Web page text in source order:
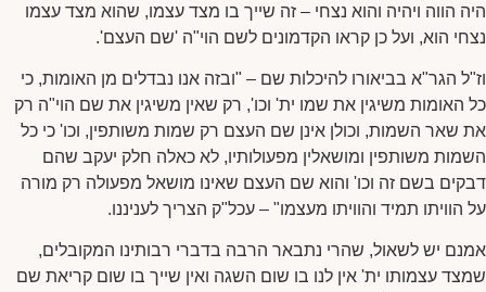
היה הווה ויהיה והוא נצחי – זה שייך בו מצד עצמו, שהוא מצד עצמו
נצחי הוא, ועל כן קראו הקדמונים לשם הוי"ה 'שם העצם'.
וז"ל הגר"א בביאורו להיכלות שם – "ובזה אנו נבדלים מן האומות, כי
כל האומות משיגין את שמו ית' וכו', רק שאין משיגין את שם הוי"ה רק
את שאר השמות, וכולן אינן שם העצם רק שמות משותפין, וכו' כי כל
השמות משותפין ומושאלין מפעולותיו, לא כאלה חלק יעקב שהם
דבקים בשם זה וכו' והוא שם העצם שאינו מושאל מפעולה רק מורה
על הוויתו תמיד והוויתו מעצמו" – עכל"ק הצריך לעניננו.
אמנם יש לשאול, שהרי נתבאר הרבה בדברי רבותינו המקובלים,
שמצד עצמותו ית' אין לנו בו שום השגה ואין שייך בו שום קריאת שם